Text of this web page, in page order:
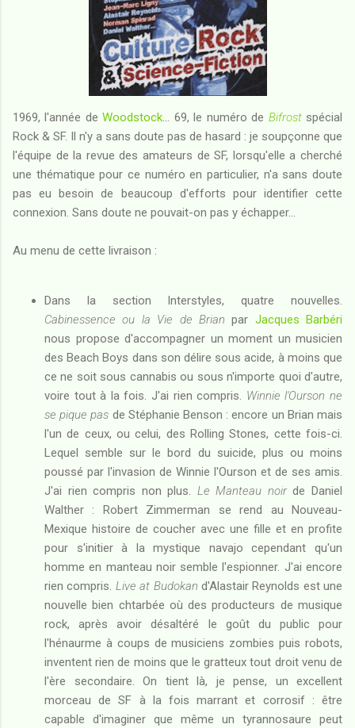
1969, l'année deWoodstock... 69, le numéro de Bifrostspécial
Rock & SF. Il n'y a sans doute pas de hasard : je soupçonne que
l'équipe de la revue des amateurs de SF, lorsqu'elle a cherché
une thématique pour ce numéro en particulier, n'a sans doute
pas eu besoin de beaucoup d'efforts pour identifier cette
connexion. Sans doute ne pouvait-on pas y échapper...
Au menu de cette livraison :
Dans la section Interstyles, quatre nouvelles.
Cabinessence ou la Vie de Brian par Jacques Barbéri
nous propose d'accompagner un moment un musicien
des Beach Boys dans son délire sous acide, à moins que
ce ne soit sous cannabis ou sous n'importe quoi d'autre,
voire tout à la fois. J'ai rien compris. Winnie l'Ourson ne
se pique pas de Stéphanie Benson : encore un Brian mais
l'un de ceux, ou celui, des Rolling Stones, cette fois-ci.
Lequel semble sur le bord du suicide, plus ou moins
poussé par l'invasion de Winnie l'Ourson et de ses amis.
J'ai rien compris non plus. Le Manteau noirde Daniel
Walther : Robert Zimmerman se rend au Nouveau-
Mexique histoire de coucher avec une fille et en profite
pour s'initier à la mystique navajo cependant qu'un
homme en manteau noir semble l'espionner. J'ai encore
rien compris. Live at Budokan d'Alastair Reynolds est une
nouvelle bien chtarbée où des producteurs de musique
rock, après avoir désaltéré le goût du public pour
l'hénaurme à coups de musiciens zombies puis robots,
inventent rien de moins que le gratteux tout droit venu de
l'ère secondaire. On tient là, je pense, un excellent
morceau de SF à la fois marrant et corrosif : être
capable d'imaginer que même un tyrannosaure peut